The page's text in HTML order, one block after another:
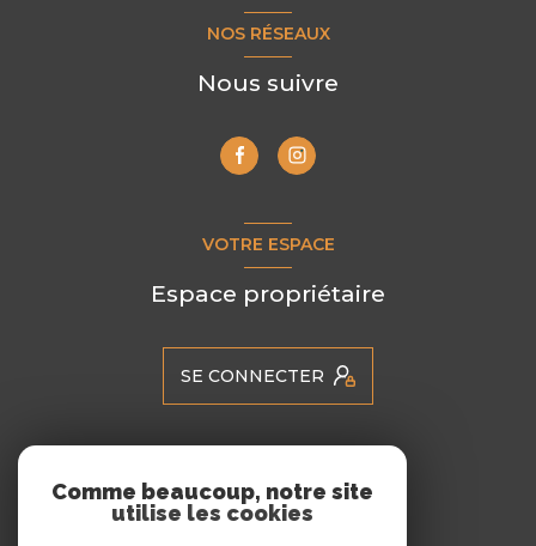
NOS RÉSEAUX
Nous suivre
VOTRE ESPACE
Espace propriétaire
SE CONNECTER
Nous adhérons
Comme beaucoup, notre site
utilise les cookies